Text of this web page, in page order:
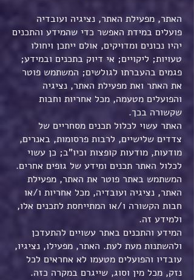
האתר, מפעילת האתר, נציגיה ועובדיה
פועלים במידת האפשר כדי שהמידע והתכנים
יהיו נכונים ומדויקים, אולם ייתכן ויחולו
טעויות; ליקויים; אי דיוק בתכנים ובמידע;
פגמים בהעברתו לגולשים; המשתמש פוטר
את האתר ואת מפעילת האתר, נציגיה
והפועלים מטעמה, מכל אחריות וחבות
שקשורה בכך.
האתר עשוי לכלול תכנים מסחריים של
צדדים שלישיים, לרבות פרסומות, באנרים,
מודעות, מודעות קופצות וכיו"ב; כן עשוי
לכלול האתר תכנים ומידע של גופים אחרים.
המשתמש באתר פוטר את האתר, מפעילת
האתר, נציגיה ועובדיה, מכל אחריות ו/או
חבות הקשורה ו/או המתייחסת לתכנים אלו,
ולמידע זה.
המידע והתכנים באתר עשויים להתעדכן
ולהשתנות מעת לעת. האתר, מפעילו, נציגיו,
עובדיו והפועלים מטעמו לא אחראים לכל
נזק, מכל מין וסוג, שייגרם במקרה כזה.